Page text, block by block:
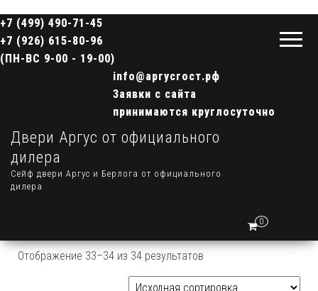
+7 (499) 490-71-45
+7 (926) 615-80-96
(ПН-ВС 9-00 - 19-00)
info@аргусгост.рф
Заявки с сайта
принимаются круглосуточно
Двери Аргус от официального
дилера
Сейф двери Аргус и Берлога от официального
дилера
0
Отображение 33–34 из 34 результатов